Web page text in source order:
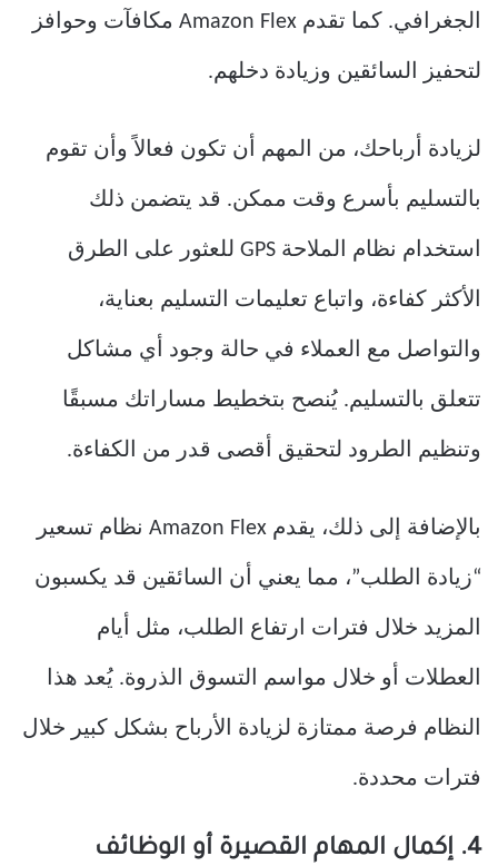
الجغرافي. كما تقدم Amazon Flex مكافآت وحوافز
لتحفيز السائقين وزيادة دخلهم.
لزيادة أرباحك، من المهم أن تكون فعالاً وأن تقوم
بالتسليم بأسرع وقت ممكن. قد يتضمن ذلك
استخدام نظام الملاحة GPS للعثور على الطرق
الأكثر كفاءة، واتباع تعليمات التسليم بعناية،
والتواصل مع العملاء في حالة وجود أي مشاكل
تتعلق بالتسليم. يُنصح بتخطيط مساراتك مسبقًا
وتنظيم الطرود لتحقيق أقصى قدر من الكفاءة.
بالإضافة إلى ذلك، يقدم Amazon Flex نظام تسعير
“زيادة الطلب”، مما يعني أن السائقين قد يكسبون
المزيد خلال فترات ارتفاع الطلب، مثل أيام
العطلات أو خلال مواسم التسوق الذروة. يُعد هذا
النظام فرصة ممتازة لزيادة الأرباح بشكل كبير خلال
فترات محددة.
4. إكمال المهام القصيرة أو الوظائف